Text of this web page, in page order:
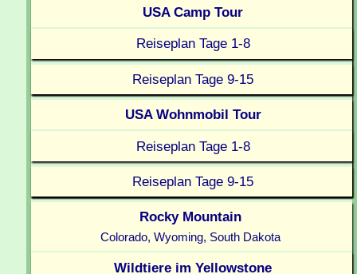
USA Camp Tour
Reiseplan Tage 1-8
Reiseplan Tage 9-15
USA Wohnmobil Tour
Reiseplan Tage 1-8
Reiseplan Tage 9-15
Rocky Mountain
Colorado, Wyoming, South Dakota
Wildtiere im Yellowstone